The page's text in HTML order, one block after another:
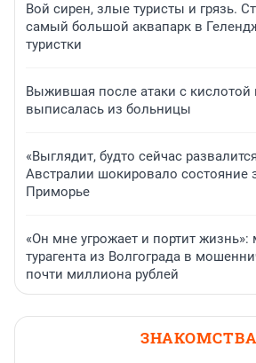
Вой сирен, злые туристы и грязь.
самый большой аквапарк в
туристки
Выжившая после атаки с кислотой
выписалась из больницы
«Выглядит, будто сейчас
Австралии шокировало состояние
Приморье
«Он мне угрожает и портит
турагента из Волгограда в
почти миллиона рублей
ЗНАКОМСТВА